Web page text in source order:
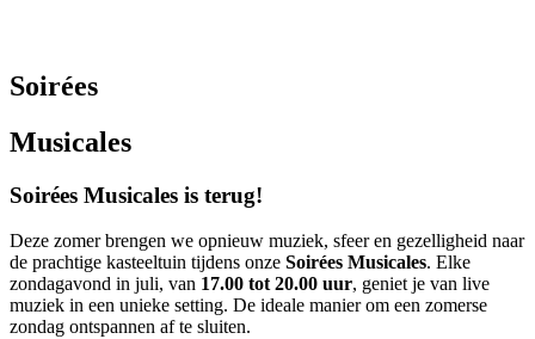
Soirées
Musicales
Soirées Musicales is terug!
Deze zomer brengen we opnieuw muziek, sfeer en gezelligheid naar
de prachtige kasteeltuin tijdens onze Soirées Musicales. Elke
zondagavond in juli, van 17.00 tot 20.00 uur, geniet je van live
muziek in een unieke setting. De ideale manier om een zomerse
zondag ontspannen af te sluiten.